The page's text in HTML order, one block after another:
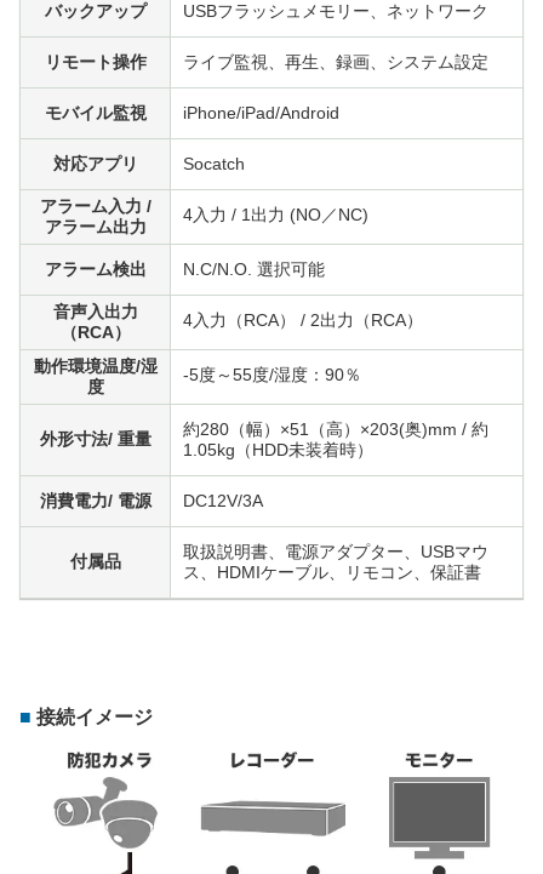
バックアップ USBフラッシュメモリー、ネットワーク
リモート操作 ライブ監視、再生、録画、システム設定
モバイル監視 iPhone/iPad/Android
対応アプリ Socatch
アラーム入力 /
アラーム出力
4入力 / 1出力 (NO／NC)
アラーム検出 N.C/N.O. 選択可能
音声入出力
（RCA）
4入力（RCA） / 2出力（RCA）
動作環境温度/湿
度
-5度～55度/湿度：90％
外形寸法/ 重量
約280（幅）×51（高）×203(奥)mm / 約
1.05kg（HDD未装着時）
消費電力/ 電源 DC12V/3A
付属品
取扱説明書、電源アダプター、USBマウ
ス、HDMIケーブル、リモコン、保証書
接続イメージ